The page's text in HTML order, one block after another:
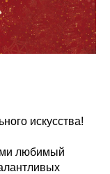
искусства!
любимый